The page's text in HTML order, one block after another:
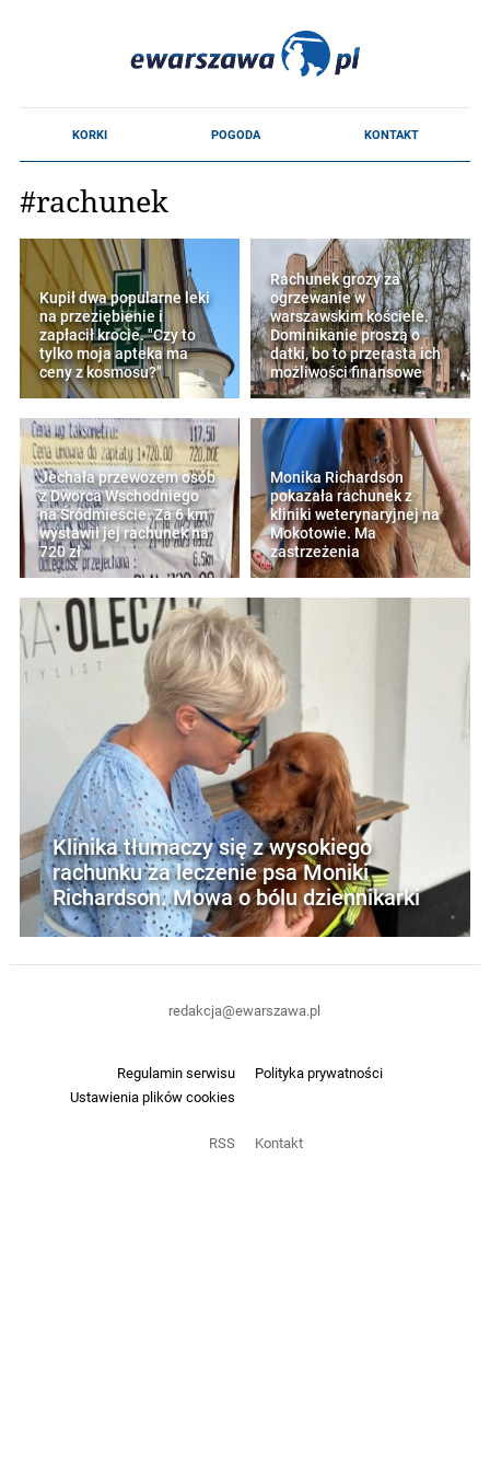
#rachunek
Kupił dwa popularne leki
na przeziębienie i
zapłacił krocie. "Czy to
tylko moja apteka ma
ceny z kosmosu?"
Rachunek grozy za
ogrzewanie w
warszawskim kościele.
Dominikanie proszą o
datki, bo to przerasta ich
możliwości finansowe
Jechała przewozem osób
z Dworca Wschodniego
na Śródmieście. Za 6 km
wystawił jej rachunek na
720 zł
Monika Richardson
pokazała rachunek z
kliniki weterynaryjnej na
Mokotowie. Ma
zastrzeżenia
Klinika tłumaczy się z wysokiego
rachunku za leczenie psa Moniki
Richardson. Mowa o bólu dziennikarki
Regulamin serwisu
Polityka prywatności
Ustawienia plików cookies
RSS Kontakt
redakcja@ewarszawa.pl